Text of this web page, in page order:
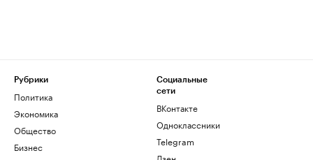
Рубрики
Политика
Экономика
Общество
Бизнес
Социальные
сети
ВКонтакте
Одноклассники
Telegram